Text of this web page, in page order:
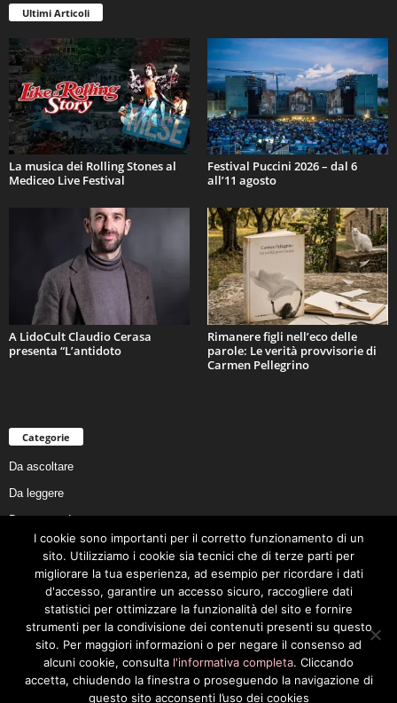
Ultimi Articoli
La musica dei Rolling Stones al
Mediceo Live Festival
Festival Puccini 2026 – dal 6
all’11 agosto
A LidoCult Claudio Cerasa
presenta “L’antidoto
Rimanere figli nell’eco delle
parole: Le verità provvisorie di
Carmen Pellegrino
Categorie
Da ascoltare
Da leggere
Da non perdere
Da conoscere
Da preservare
Da vivere
Cookie Policy
I cookie sono importanti per il corretto funzionamento di un
sito. Utilizziamo i cookie sia tecnici che di terze parti per
migliorare la tua esperienza, ad esempio per ricordare i dati
d'accesso, garantire un accesso sicuro, raccogliere dati
statistici per ottimizzare la funzionalità del sito e fornire
strumenti per la condivisione dei contenuti presenti su questo
sito. Per maggiori informazioni o per negare il consenso ad
alcuni cookie, consulta l'informativa completa. Cliccando
accetta, chiudendo la finestra o proseguendo la navigazione di
questo sito acconsenti l’uso dei cookies